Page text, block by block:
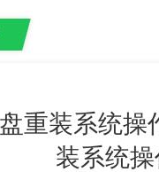
重装系统
装系统